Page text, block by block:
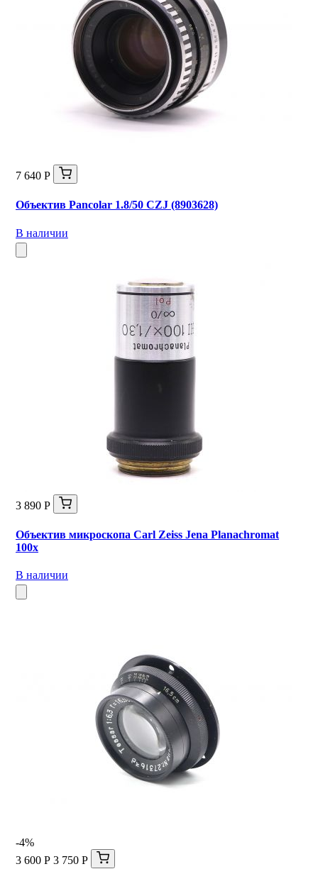
7 640 Р
Объектив Pancolar 1.8/50 CZJ (8903628)
В наличии
3 890 Р
Объектив микроскопа Carl Zeiss Jena Planachromat
100x
В наличии
-4%
3 600 Р 3 750 Р